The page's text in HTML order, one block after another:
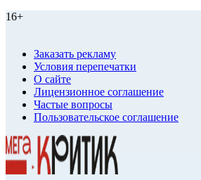
16+
Заказать рекламу
Условия перепечатки
О сайте
Лицензионное соглашение
Частые вопросы
Пользовательское соглашение